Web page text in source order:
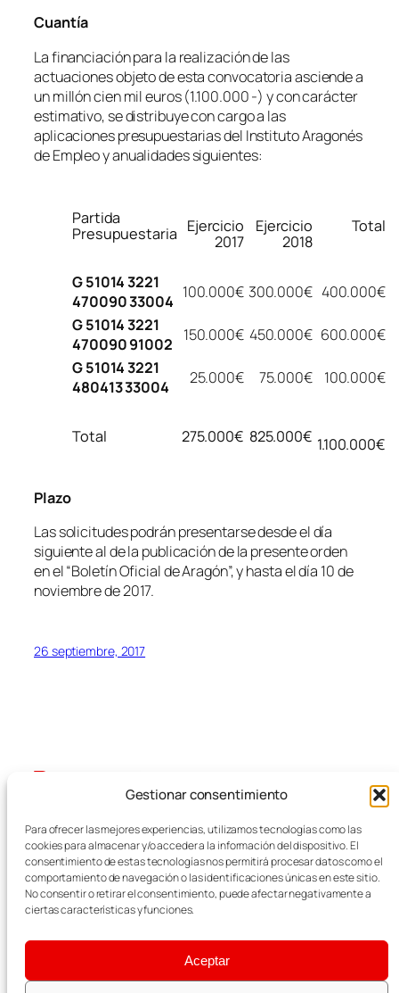
Gestionar consentimiento
Para ofrecer las mejores experiencias, utilizamos tecnologías como las
cookies para almacenar y/o acceder a la información del dispositivo. El
consentimiento de estas tecnologías nos permitirá procesar datos como el
comportamiento de navegación o las identificaciones únicas en este sitio.
No consentir o retirar el consentimiento, puede afectar negativamente a
ciertas características y funciones.
Aceptar
Cuantía
La financiación para la realización de las
actuaciones objeto de esta convocatoria asciende a
un millón cien mil euros (1.100.000 -) y con carácter
estimativo, se distribuye con cargo a las
aplicaciones presupuestarias del Instituto Aragonés
de Empleo y anualidades siguientes:
Partida
Presupuestaria Ejercicio
2017
Ejercicio
2018
Total
G 51014 3221
470090 33004 100.000€ 300.000€ 400.000€
G 51014 3221
470090 91002
150.000€ 450.000€ 600.000€
G 51014 3221
480413 33004
25.000€ 75.000€ 100.000€
Total 275.000€ 825.000€ 1.100.000€
Plazo
Las solicitudes podrán presentarse desde el día
siguiente al de la publicación de la presente orden
en el “Boletín Oficial de Aragón”, y hasta el día 10 de
noviembre de 2017.
26 septiembre, 2017
FEMZ
Empresas del Metal
Acerca de
FAQs
Autores
Eventos
Tienda
Patrones
Temas